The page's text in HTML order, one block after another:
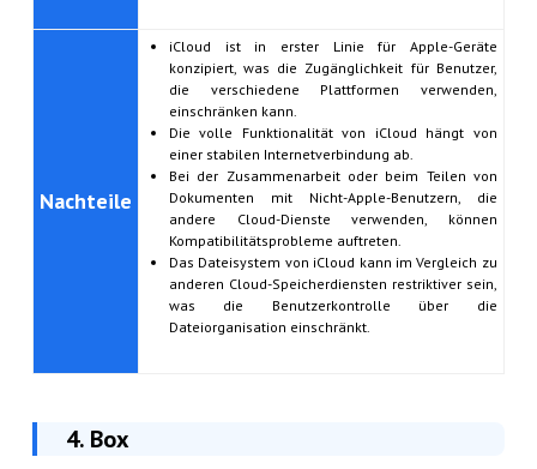
Nachteile
iCloud ist in erster Linie für Apple-Geräte
konzipiert, was die Zugänglichkeit für Benutzer,
die verschiedene Plattformen verwenden,
einschränken kann.
Die volle Funktionalität von iCloud hängt von
einer stabilen Internetverbindung ab.
Bei der Zusammenarbeit oder beim Teilen von
Dokumenten mit Nicht-Apple-Benutzern, die
andere Cloud-Dienste verwenden, können
Kompatibilitätsprobleme auftreten.
Das Dateisystem von iCloud kann im Vergleich zu
anderen Cloud-Speicherdiensten restriktiver sein,
was die Benutzerkontrolle über die
Dateiorganisation einschränkt.
4. Box